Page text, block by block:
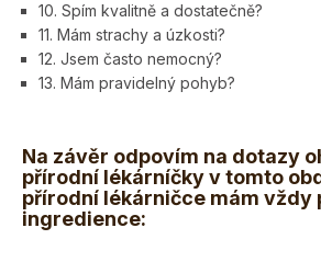
10. Spím kvalitně a dostatečně?
11. Mám strachy a úzkosti?
12. Jsem často nemocný?
13. Mám pravidelný pohyb?
Na závěr odpovím na dotazy
přírodní lékárníčky v tomto
přírodní lékárničce mám vždy
ingredience: